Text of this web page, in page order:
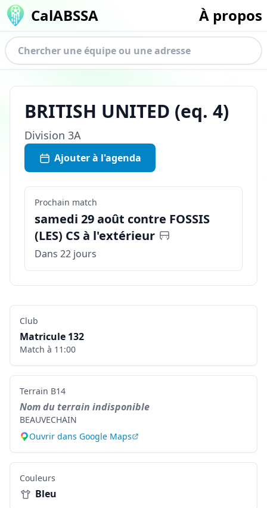
CalABSSA À propos
BRITISH UNITED (eq. 4)
Division 3A
Ajouter à l'agenda
Prochain match
samedi 29 août contre FOSSIS
(LES) CS à l'extérieur
Dans 22 jours
Club
Matricule 132
Match à 11:00
Terrain B14
Nom du terrain indisponible
BEAUVECHAIN
Ouvrir dans Google Maps
Couleurs
Bleu